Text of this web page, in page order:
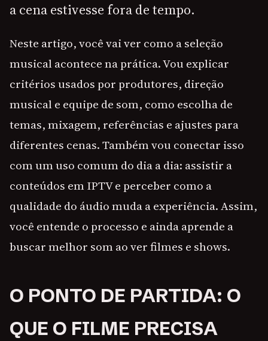
a cena estivesse fora de tempo.
Neste artigo, você vai ver como a seleção
musical acontece na prática. Vou explicar
critérios usados por produtores, direção
musical e equipe de som, como escolha de
temas, mixagem, referências e ajustes para
diferentes cenas. Também vou conectar isso
com um uso comum do dia a dia: assistir a
conteúdos em IPTV e perceber como a
qualidade do áudio muda a experiência. Assim,
você entende o processo e ainda aprende a
buscar melhor som ao ver filmes e shows.
O PONTO DE PARTIDA: O
QUE O FILME PRECISA